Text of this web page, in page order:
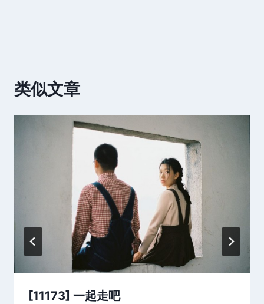
类似文章
[11173] 一起走吧